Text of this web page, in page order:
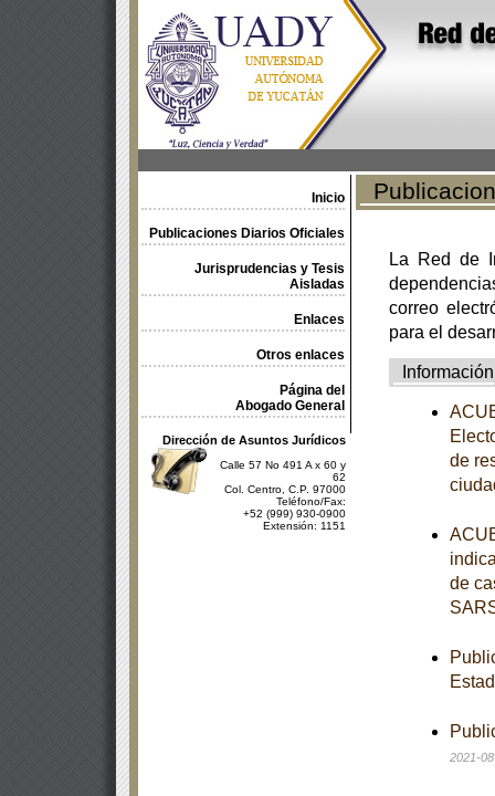
Inicio
Publicaciones Diarios Oficiales
Jurisprudencias y Tesis
Aisladas
Enlaces
Otros enlaces
Página del
Abogado General
Dirección de Asuntos Jurídicos
Calle 57 No 491 A x 60 y
62
Col. Centro, C.P. 97000
Teléfono/Fax:
+52 (999) 930-0900
Extensión: 1151
La Red de
correo
para el
Información
de
de
2021-